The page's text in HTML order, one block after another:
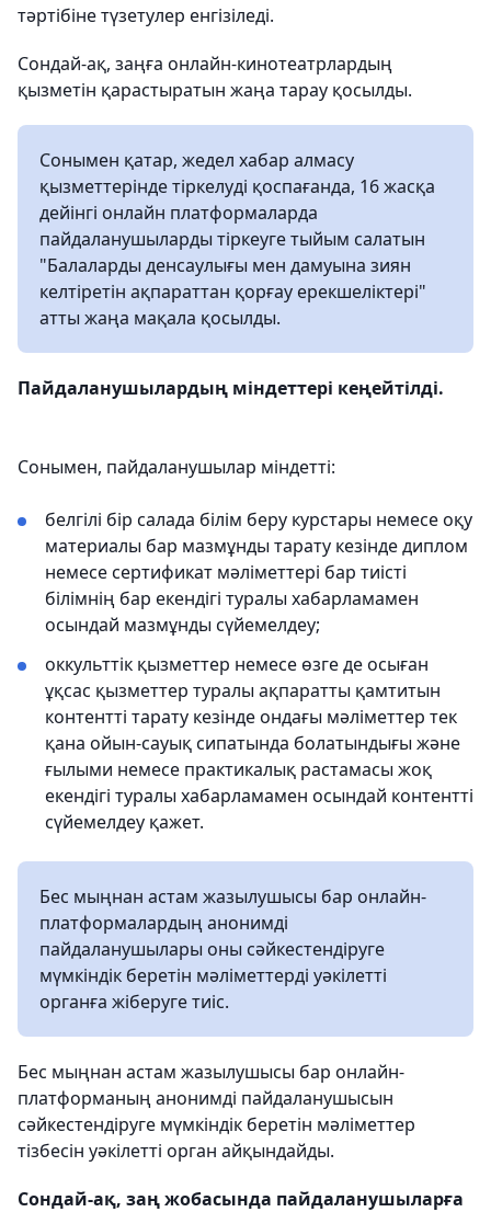
тәртібіне түзетулер енгізіледі.
Сондай-ақ, заңға онлайн-кинотеатрлардың
қызметін қарастыратын жаңа тарау қосылды.
Сонымен қатар, жедел хабар алмасу
қызметтерінде тіркелуді қоспағанда, 16 жасқа
дейінгі онлайн платформаларда
пайдаланушыларды тіркеуге тыйым салатын
"Балаларды денсаулығы мен дамуына зиян
келтіретін ақпараттан қорғау ерекшеліктері"
атты жаңа мақала қосылды.
Пайдаланушылардың міндеттері кеңейтілді.
Сонымен, пайдаланушылар міндетті:
белгілі бір салада білім беру курстары немесе оқу
материалы бар мазмұнды тарату кезінде диплом
немесе сертификат мәліметтері бар тиісті
білімнің бар екендігі туралы хабарламамен
осындай мазмұнды сүйемелдеу;
оккульттік қызметтер немесе өзге де осыған
ұқсас қызметтер туралы ақпаратты қамтитын
контентті тарату кезінде ондағы мәліметтер тек
қана ойын-сауық сипатында болатындығы және
ғылыми немесе практикалық растамасы жоқ
екендігі туралы хабарламамен осындай контентті
сүйемелдеу қажет.
Бес мыңнан астам жазылушысы бар онлайн-
платформалардың анонимді
пайдаланушылары оны сәйкестендіруге
мүмкіндік беретін мәліметтерді уәкілетті
органға жіберуге тиіс.
Бес мыңнан астам жазылушысы бар онлайн-
платформаның анонимді пайдаланушысын
сәйкестендіруге мүмкіндік беретін мәліметтер
тізбесін уәкілетті орган айқындайды.
Сондай-ақ, заң жобасында пайдаланушыларға